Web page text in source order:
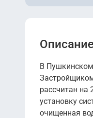
В Пушкинском
рассчитан на
установку
очищенная